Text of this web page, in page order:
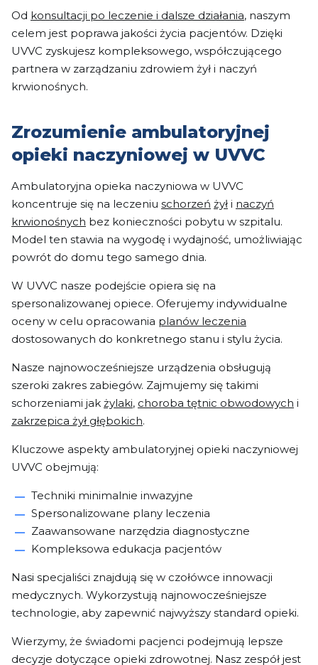
Od konsultacji po leczenie i dalsze działania, naszym
celem jest poprawa jakości życia pacjentów. Dzięki
UVVC zyskujesz kompleksowego, współczującego
partnera w zarządzaniu zdrowiem żył i naczyń
krwionośnych.
Zrozumienie ambulatoryjnej
opieki naczyniowej w UVVC
Ambulatoryjna opieka naczyniowa w UVVC
koncentruje się na leczeniu schorzeń żył i naczyń
krwionośnych bez konieczności pobytu w szpitalu.
Model ten stawia na wygodę i wydajność, umożliwiając
powrót do domu tego samego dnia.
W UVVC nasze podejście opiera się na
spersonalizowanej opiece. Oferujemy indywidualne
oceny w celu opracowania planów leczenia
dostosowanych do konkretnego stanu i stylu życia.
Nasze najnowocześniejsze urządzenia obsługują
szeroki zakres zabiegów. Zajmujemy się takimi
schorzeniami jak żylaki, choroba tętnic obwodowych i
zakrzepica żył głębokich.
Kluczowe aspekty ambulatoryjnej opieki naczyniowej
UVVC obejmują:
Techniki minimalnie inwazyjne
Spersonalizowane plany leczenia
Zaawansowane narzędzia diagnostyczne
Kompleksowa edukacja pacjentów
Nasi specjaliści znajdują się w czołówce innowacji
medycznych. Wykorzystują najnowocześniejsze
technologie, aby zapewnić najwyższy standard opieki.
Wierzymy, że świadomi pacjenci podejmują lepsze
decyzje dotyczące opieki zdrowotnej. Nasz zespół jest